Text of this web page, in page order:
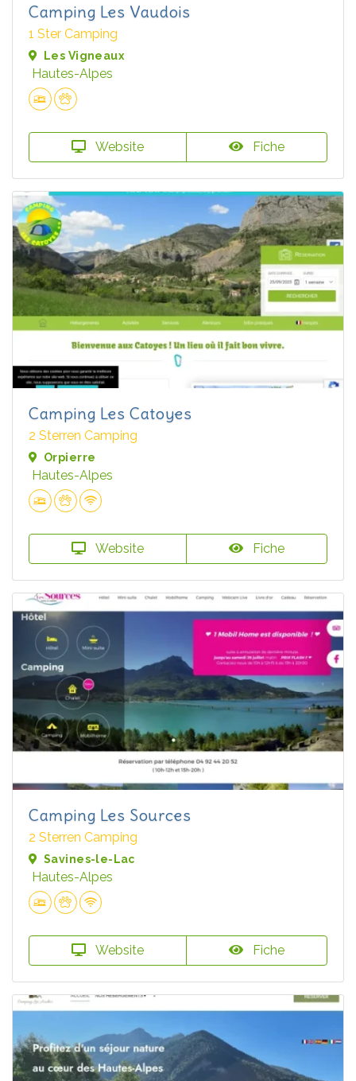
Camping Les Vaudois
1 Ster Camping
Les Vigneaux
Hautes-Alpes
Website Fiche
Camping Les Catoyes
2 Sterren Camping
Orpierre
Hautes-Alpes
Website Fiche
Camping Les Sources
2 Sterren Camping
Savines-le-Lac
Hautes-Alpes
Website Fiche